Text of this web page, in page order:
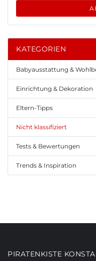
KATEGORIEN
Babyausstattung &
Einrichtung & Dekoration
Eltern-Tipps
Nicht klassifiziert
Tests & Bewertungen
Trends & Inspiration
PIRATENKISTE